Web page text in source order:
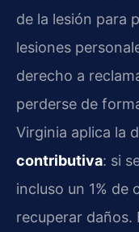
de la lesión para
lesiones
derecho a
perderse de
Virginia aplica la
contributiva: si
incluso un 1% de
recuperar daños.